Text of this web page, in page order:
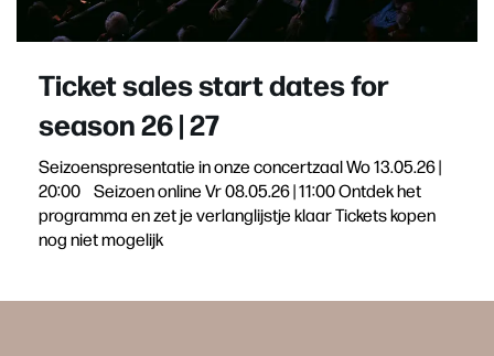
Ticket sales start dates for
season 26 | 27
Seizoenspresentatie in onze concertzaal Wo 13.05.26 |
20:00 Seizoen online Vr 08.05.26 | 11:00 Ontdek het
programma en zet je verlanglijstje klaar Tickets kopen
nog niet mogelijk